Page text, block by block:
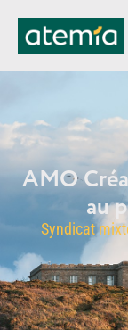
AMO
au
Syndicat